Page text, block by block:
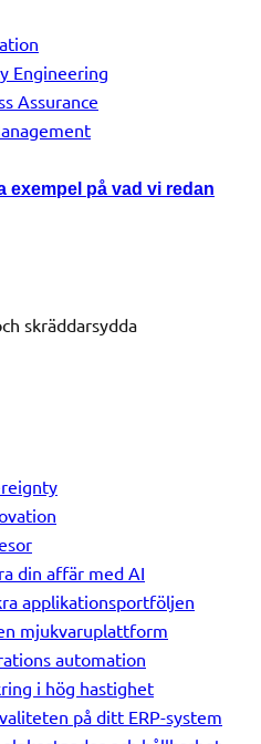
Engineering
Assurance
exempel på vad vi redan
skräddarsydda
din affär med AI
applikationsportföljen
mjukvaruplattform
automation
i hög hastighet
på ditt ERP-system